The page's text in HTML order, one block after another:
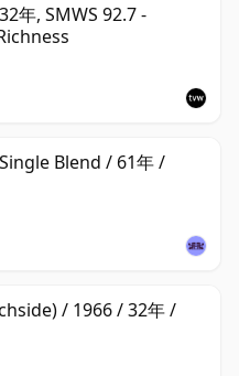
年, SMWS 92.7 -
Blend / 61年 /
/ 1966 / 32年 /